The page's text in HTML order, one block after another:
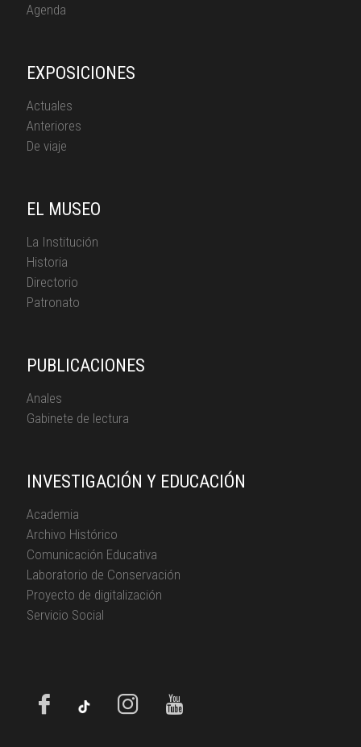
Agenda
EXPOSICIONES
Actuales
Anteriores
De viaje
EL MUSEO
La Institución
Historia
Directorio
Patronato
PUBLICACIONES
Anales
Gabinete de lectura
INVESTIGACIÓN Y EDUCACIÓN
Academia
Archivo Histórico
Comunicación Educativa
Laboratorio de Conservación
Proyecto de digitalización
Servicio Social